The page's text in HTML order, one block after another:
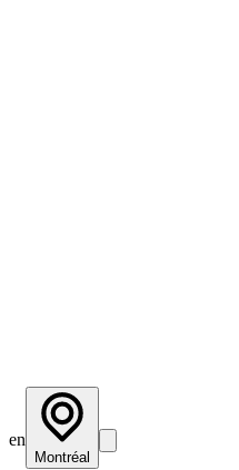
en
Montréal